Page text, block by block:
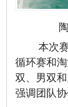
本次
循环赛和
双、男双
强调团队协